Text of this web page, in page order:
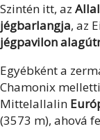
Szintén itt, az
jégbarlangja, az
jégpavilon
Egyébként a
Chamonix
Mittelallalin
(3573 m), ahová